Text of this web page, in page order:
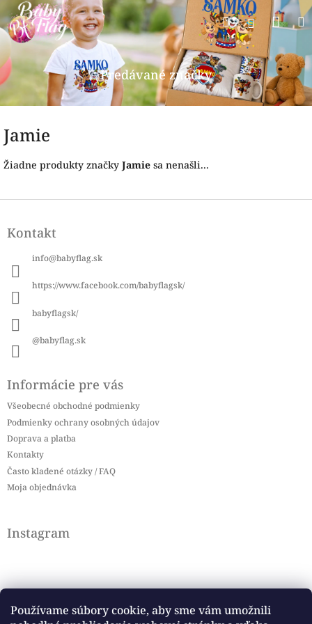
Používame súbory cookie, aby sme vám umožnili
Prejsť
na
obsah
Hľadať
Predávané značky
Jamie
Žiadne produkty značky Jamie sa nenašli...
pKontakt
info@babyflag.sk
https://www.facebook.com/babyflagsk/
babyflagsk/
@babyflag.sk
Informácie pre vás
Všeobecné obchodné podmienky
Podmienky ochrany osobných údajov
Doprava a platba
Kontakty
Často kladené otázky / FAQ
Moja objednávka
Instagram